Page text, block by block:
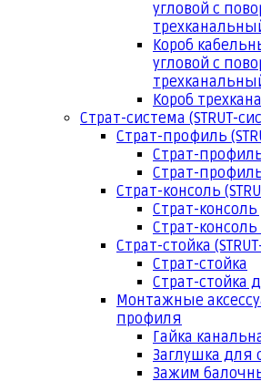
угловой с
Короб
угловой с
Короб
Страт-система (STRUT-
Страт-профиль
Страт-
Страт-
Страт-консоль
Страт-
Страт-
Страт-стойка
Страт-стойка
Страт-стойка
Монтажные
профиля
Гайка
Заглушка для
Зажим